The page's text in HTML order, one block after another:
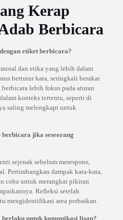
Kerap
Berbicara
etiket berbicara?
dan etika yang lebih dalam
bertutur kata, seringkali berakar
lebih fokus pada aturan
konteks tertentu, seperti di
saling melengkapi untuk
jika seseorang
sejenak sebelum merespons,
Pertimbangkan dampak kata-kata,
coba untuk merangkai pikiran
Refleksi setelah
mengidentifikasi area perbaikan.
untuk komunikasi lisan?